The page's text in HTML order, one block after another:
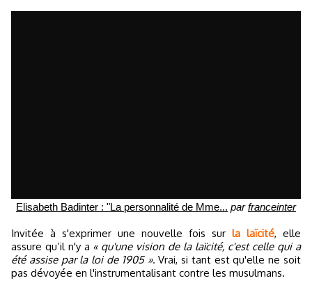
Elisabeth Badinter : "La personnalité de Mme... parfranceinter
Invitée à s'exprimer une nouvelle fois sur la laïcité, elle
assure qu’il n'y a « qu'une vision de la laïcité, c'est celle qui a
été assise par la loi de 1905 ». Vrai, si tant est qu'elle ne soit
pas dévoyée en l'instrumentalisant contre les musulmans.